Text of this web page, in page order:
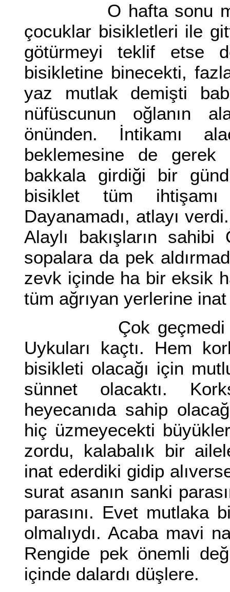
O hafta sonu
çocuklar bisikletleri ile
götürmeyi teklif etse
bisikletine binecekti,
yaz mutlak demişti
nüfüscunun oğlanın
önünden. İntikamı
beklemesine de gerek
bakkala girdiği bir
bisiklet tüm
Dayanamadı, atlayı
Alaylı bakışların
sopalara da pek
zevk içinde ha bir eksik
tüm ağrıyan yerlerine
Çok geçmedi bir
Uykuları kaçtı. Hem
bisikleti olacağı için
sünnet olacaktı.
heyecanıda sahip
hiç üzmeyecekti
zordu, kalabalık bir
inat ederdiki gidip
surat asanın sanki
parasını. Evet mutlaka
olmalıydı. Acaba mavi
Rengide pek önemli
içinde dalardı düşlere.